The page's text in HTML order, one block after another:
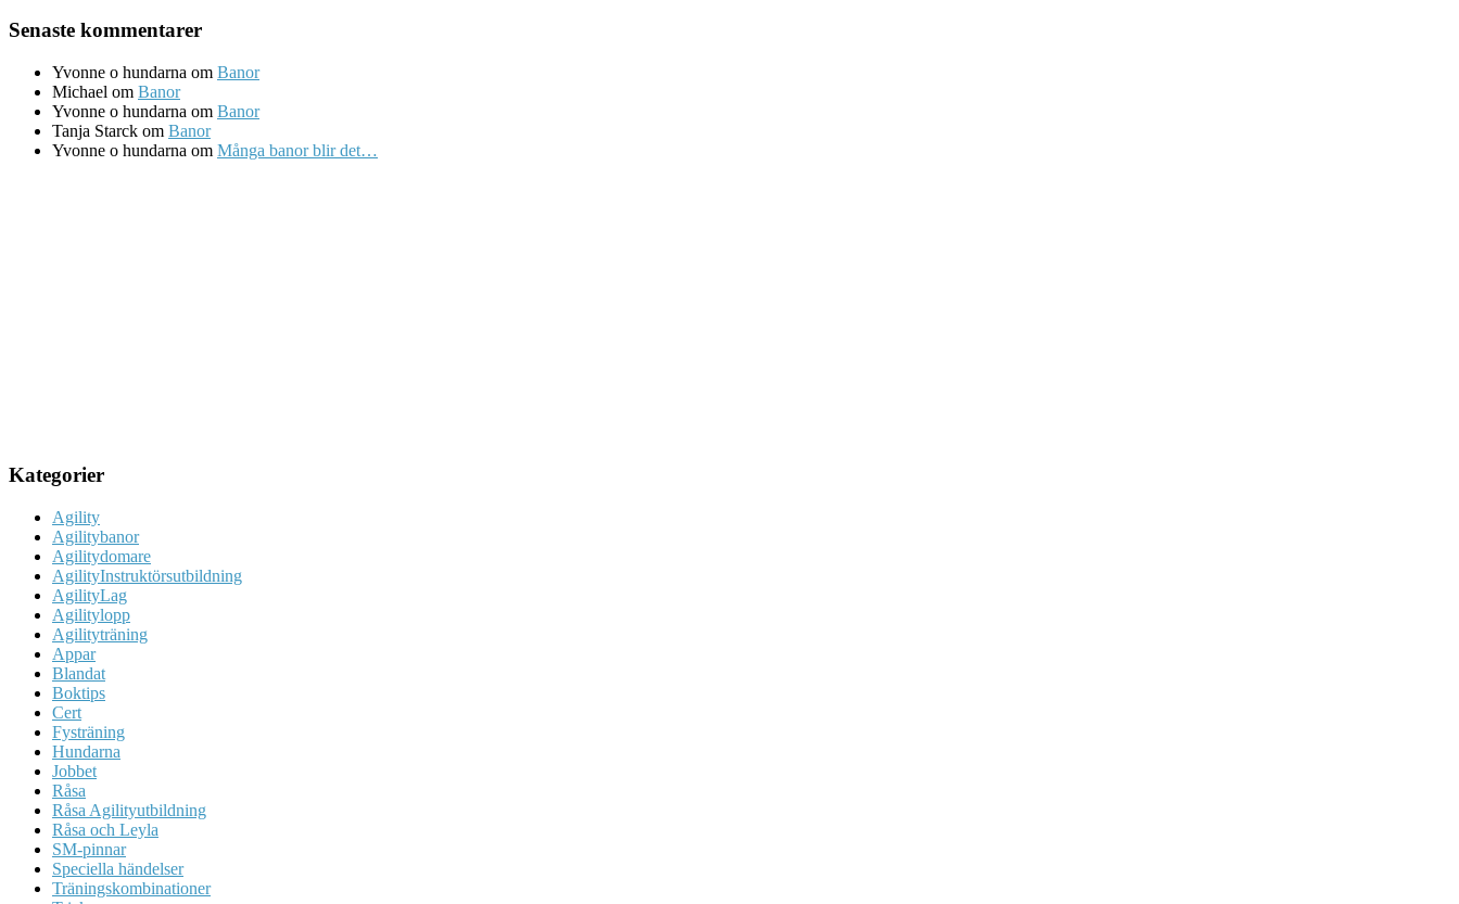
Senaste kommentarer
Yvonne o hundarna om Banor
Michael om Banor
Yvonne o hundarna om Banor
Tanja Starck om Banor
Yvonne o hundarna om Många banor blir det…
Kategorier
Agility
Agilitybanor
Agilitydomare
AgilityInstruktörsutbildning
AgilityLag
Agilitylopp
Agilityträning
Appar
Blandat
Boktips
Cert
Fysträning
Hundarna
Jobbet
Råsa
Råsa Agilityutbildning
Råsa och Leyla
SM-pinnar
Speciella händelser
Träningskombinationer